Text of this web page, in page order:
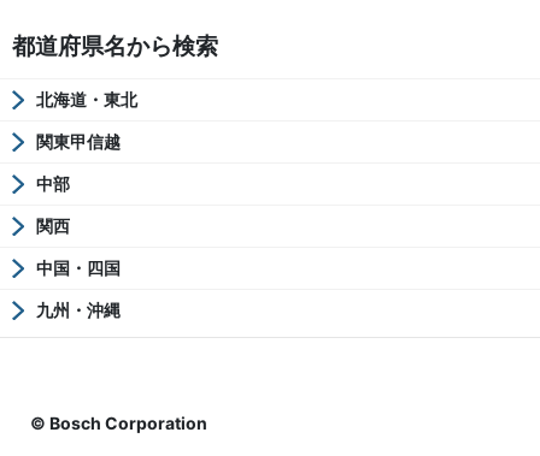
都道府県名から検索
北海道・東北
関東甲信越
中部
関西
中国・四国
九州・沖縄
© Bosch Corporation